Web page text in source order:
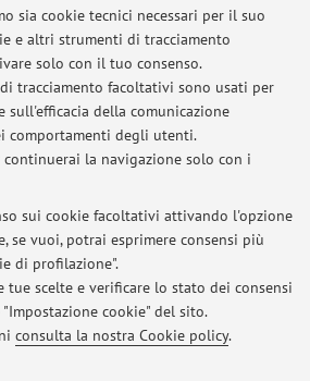
sia cookie tecnici necessari per il suo
e altri strumenti di tracciamento
solo con il tuo consenso.
tracciamento facoltativi sono usati per
sull'efficacia della comunicazione
comportamenti degli utenti.
la navigazione solo con i
sui cookie facoltativi attivando l'opzione
se vuoi, potrai esprimere consensi più
di profilazione".
tue scelte e verificare lo stato dei consensi
cookie" del sito.
consulta la nostra Cookie policy.
3 4 5
antecedenti il 2004
Ultimi avvisi
E METABOLISMO PER CdL